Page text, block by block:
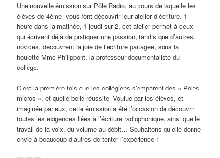
Une nouvelle émission sur Pôle Radio, au cours de laquelle les
élèves de 4ème vous font découvrir leur atelier d’écriture. 1
heure dans la matinée, 1 jeudi sur 2, cet atelier permet à ceux
qui écrivent déjà de pratiquer une passion, tandis que d’autres,
novices, découvrent la joie de l’écriture partagée, sous la
houlette Mme Philippont, la professeur-documentaliste du
collège.
C’est la première fois que les collégiens s’emparent des « Pôles-
micros », et quelle belle réussite! Voulue par les élèves, et
imaginée par eux, cette émission a été l’occasion de découvrir
toutes les exigences liées à l’écriture radiophonique, ainsi que le
travail de la voix, du volume au débit… Souhaitons qu’elle donne
envie à beaucoup d’autres de tenter l’expérience !